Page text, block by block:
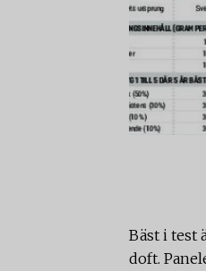
Bäst i test
doft.